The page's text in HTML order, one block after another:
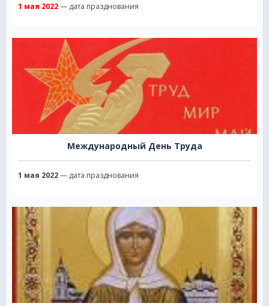
1 мая 2022— дата празднования
Международный День Труда
1 мая 2022— дата празднования